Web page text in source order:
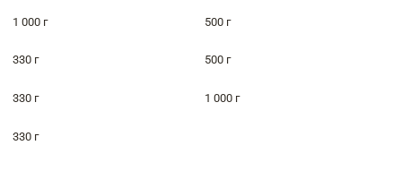
1 000 г 500 г
330 г 500 г
330 г 1 000 г
330 г